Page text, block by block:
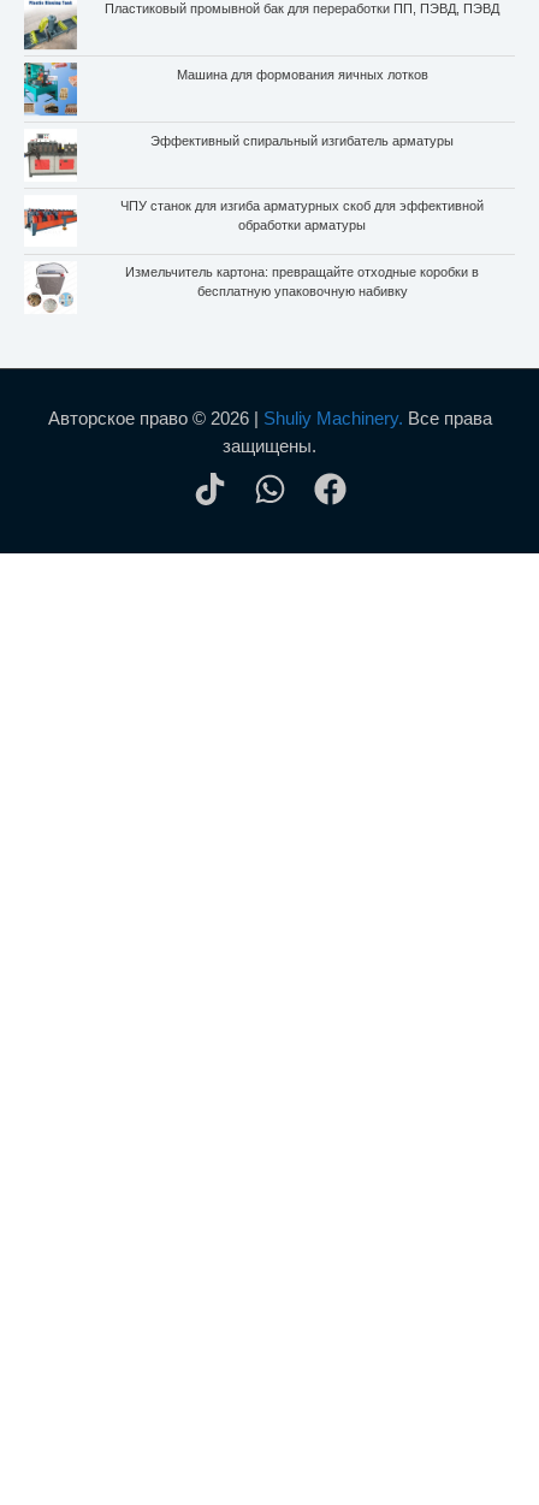
Пластиковый промывной бак для переработки ПП, ПЭВД, ПЭВД
Машина для формования яичных лотков
Эффективный спиральный изгибатель арматуры
ЧПУ станок для изгиба арматурных скоб для эффективной
обработки арматуры
Измельчитель картона: превращайте отходные коробки в
бесплатную упаковочную набивку
Авторское право © 2026 | Shuliy Machinery. Все права
защищены.